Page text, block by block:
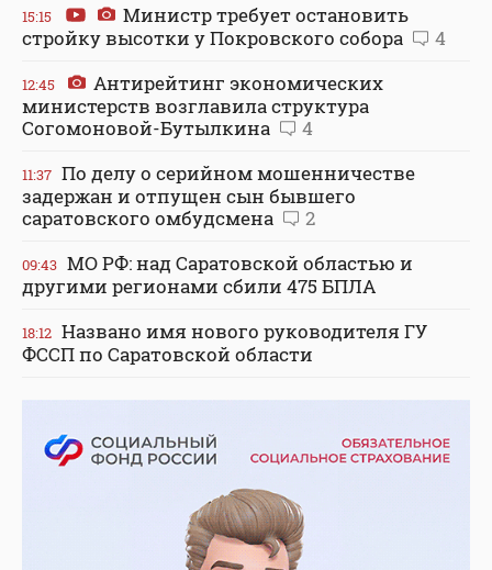
15:15
Министр требует остановить
стройку высотки у Покровского собора
4
12:45
Антирейтинг экономических
министерств возглавила структура
Согомоновой-Бутылкина
4
11:37 По делу о серийном мошенничестве
задержан и отпущен сын бывшего
саратовского омбудсмена
2
09:43 МО РФ: над Саратовской областью и
другими регионами сбили 475 БПЛА
18:12 Названо имя нового руководителя ГУ
ФССП по Саратовской области